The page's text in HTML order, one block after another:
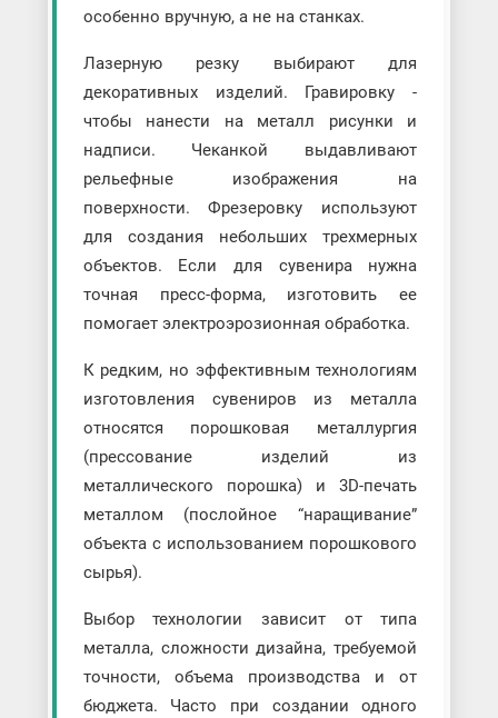
особенно вручную, а не на станках.
Лазерную резку выбирают для
декоративных изделий. Гравировку -
чтобы нанести на металл рисунки и
надписи. Чеканкой выдавливают
рельефные изображения на
поверхности. Фрезеровку используют
для создания небольших трехмерных
объектов. Если для сувенира нужна
точная пресс-форма, изготовить ее
помогает электроэрозионная обработка.
К редким, но эффективным технологиям
изготовления сувениров из металла
относятся порошковая металлургия
(прессование изделий из
металлического порошка) и 3D-печать
металлом (послойное “наращивание”
объекта с использованием порошкового
сырья).
Выбор технологии зависит от типа
металла, сложности дизайна, требуемой
точности, объема производства и от
бюджета. Часто при создании одного